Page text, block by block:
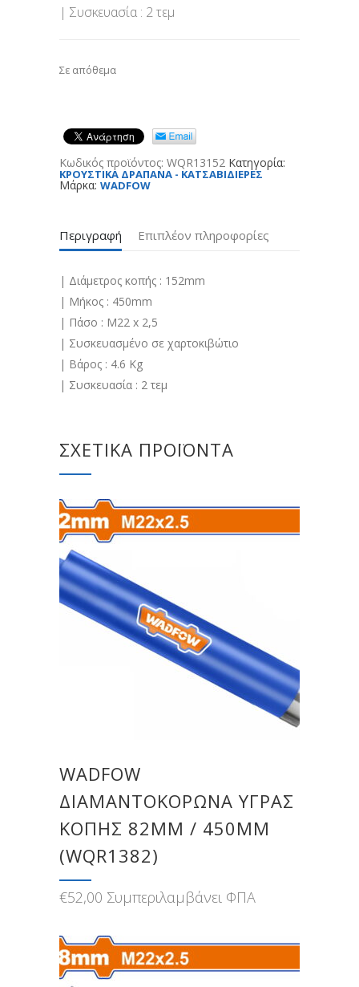
| Συσκευασία : 2 τεμ
Σε απόθεμα
Κωδικός προϊόντος: WQR13152 Κατηγορία:
ΚΡΟΥΣΤΙΚΑ ΔΡΑΠΑΝΑ - ΚΑΤΣΑΒΙΔΙΕΡΕΣ
Μάρκα: WADFOW
Περιγραφή Επιπλέον πληροφορίες
| Διάμετρος κοπής : 152mm
| Μήκος : 450mm
| Πάσο : M22 x 2,5
| Συσκευασμένο σε χαρτοκιβώτιο
| Βάρος : 4.6 Kg
| Συσκευασία : 2 τεμ
ΣΧΕΤΙΚΆ ΠΡΟΪΌΝΤΑ
WADFOW
ΔΙΑΜΑΝΤΟΚΟΡΩΝΑ ΥΓΡΑΣ
ΚΟΠΗΣ 82MM / 450MM
(WQR1382)
€52,00 Συμπεριλαμβάνει ΦΠΑ